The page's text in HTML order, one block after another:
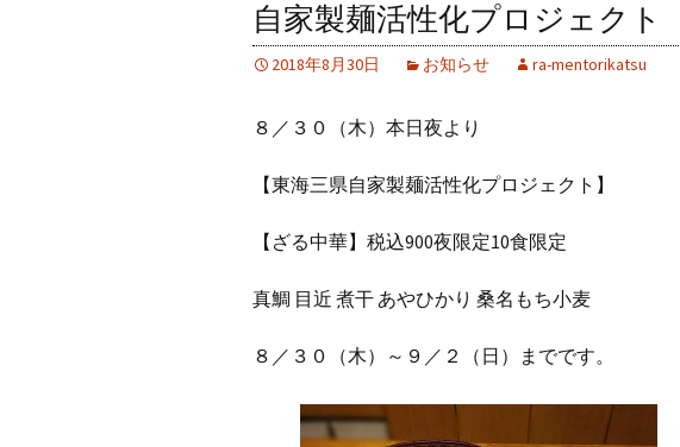
自家製麺活性化プロジェクト
2018年8月30日 お知らせ ra-mentorikatsu
８／３０（木）本日夜より
【東海三県自家製麺活性化プロジェクト】
【ざる中華】税込900夜限定10食限定
真鯛 目近 煮干 あやひかり 桑名もち小麦
８／３０（木）～９／２（日）までです。